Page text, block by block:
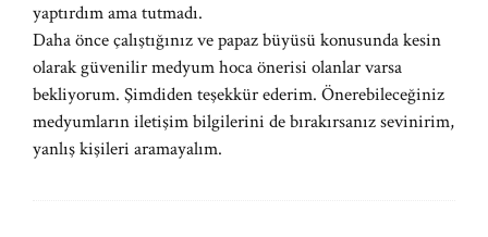
yaptırdım ama tutmadı.
Daha önce çalıştığınız ve papaz büyüsü konusunda kesin
olarak güvenilir medyum hoca önerisi olanlar varsa
bekliyorum. Şimdiden teşekkür ederim. Önerebileceğiniz
medyumların iletişim bilgilerini de bırakırsanız sevinirim,
yanlış kişileri aramayalım.